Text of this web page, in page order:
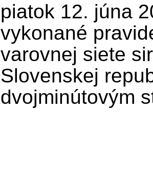
piatok 12. júna
vykonané
varovnej siete
Slovenskej
dvojminútovým